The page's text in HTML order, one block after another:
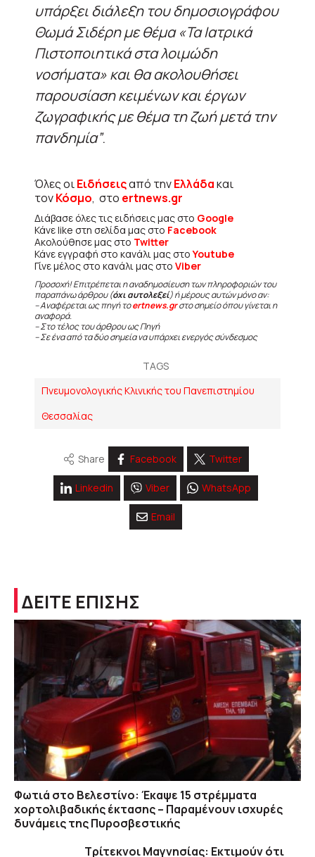
υπάρξει διάλεξη του δημοσιογράφου
Θωμά Σιδέρη με θέμα «Τα Ιατρικά
Πιστοποιητικά στα λοιμώδη
νοσήματα» και θα ακολουθήσει
παρουσίαση κειμένων και έργων
ζωγραφικής με θέμα τη ζωή μετά την
πανδημία”.
Όλες οιΕιδήσειςαπό τηνΕλλάδακαι
τονΚόσμο, στο ertnews.gr
Διάβασε όλες τις ειδήσεις μας στο Google
Κάνε like στη σελίδα μας στο Facebook
Ακολούθησε μας στο Twitter
Κάνε εγγραφή στο κανάλι μας στοYoutube
Γίνε μέλος στο κανάλι μας στο Viber
Προσοχή! Επιτρέπεται η αναδημοσίευση των πληροφοριών του
παραπάνω άρθρου (όχι αυτολεξεί) ή μέρους αυτών μόνο αν:
– Αναφέρεται ως πηγή τοertnews.grστο σημείο όπου γίνεται η
αναφορά.
– Στο τέλος του άρθρου ως Πηγή
– Σε ένα από τα δύο σημεία να υπάρχει ενεργός σύνδεσμος
TAGS
Πνευμονολογικής Κλινικής του Πανεπιστημίου
Θεσσαλίας
Share Facebook Twitter
Linkedin Viber WhatsApp
Email
ΔΕΙΤΕ ΕΠΙΣΗΣ
Φωτιά στο Βελεστίνο: Έκαψε 15 στρέμματα
χορτολιβαδικής έκτασης – Παραμένουν ισχυρές
δυνάμεις της Πυροσβεστικής
Τρίτεκνοι Μαγνησίας: Εκτιμούν ότι